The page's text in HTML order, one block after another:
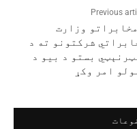
Previous
وزارت
شرکتونو ته د
بستو د بیو د
امر وکړ